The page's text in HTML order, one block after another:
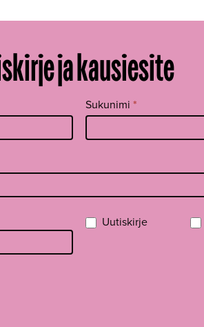
ja kausiesite
Sukunimi*
Uutiskirje